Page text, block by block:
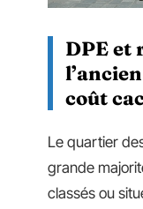
DPE et
coût
Le quartier
grande
classés ou